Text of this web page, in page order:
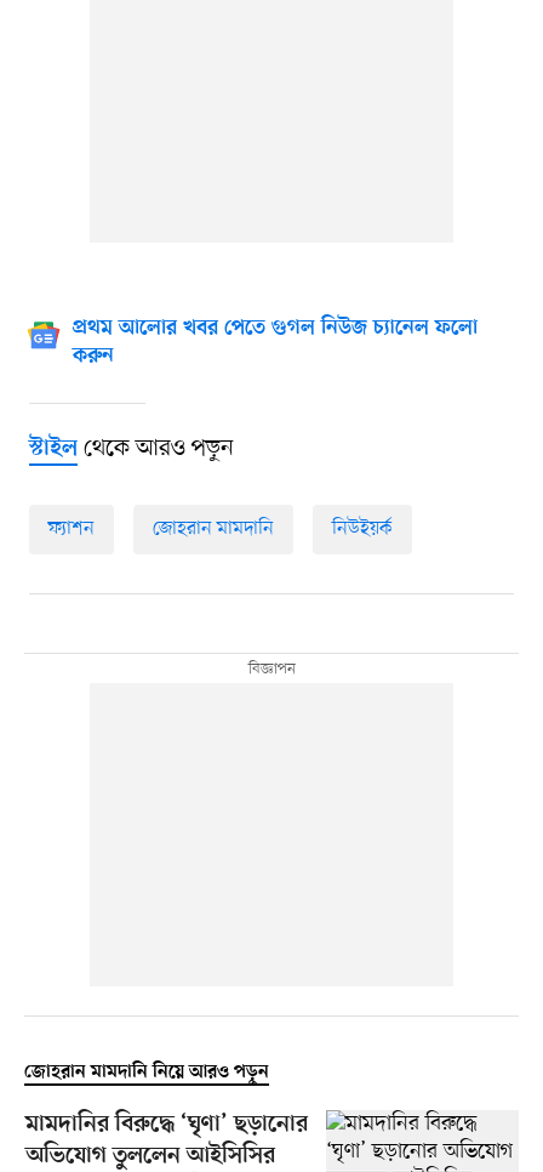
প্রথম আলোর খবর পেতে গুগল নিউজ চ্যানেল ফলো
করুন
স্টাইলথেকে আরও পড়ুন
ফ্যাশন জোহরান মামদানি নিউইয়র্ক
জোহরান মামদানি নিয়ে আরও পড়ুন
মামদানির বিরুদ্ধে ‘ঘৃণা’ ছড়ানোর
অভিযোগ তুললেন আইসিসির